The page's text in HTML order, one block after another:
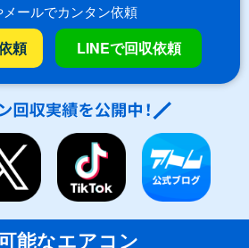
メールでカンタン依頼
頼 LINEで回収依頼
能なエアコン